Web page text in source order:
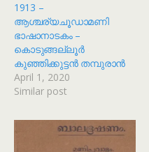
1913 –
ആശ്ചര്യചൂഡാമണി
ഭാഷാനാടകം –
കൊടുങ്ങല്ലൂർ
കുഞ്ഞിക്കുട്ടൻ തമ്പുരാൻ
April 1, 2020
Similar post